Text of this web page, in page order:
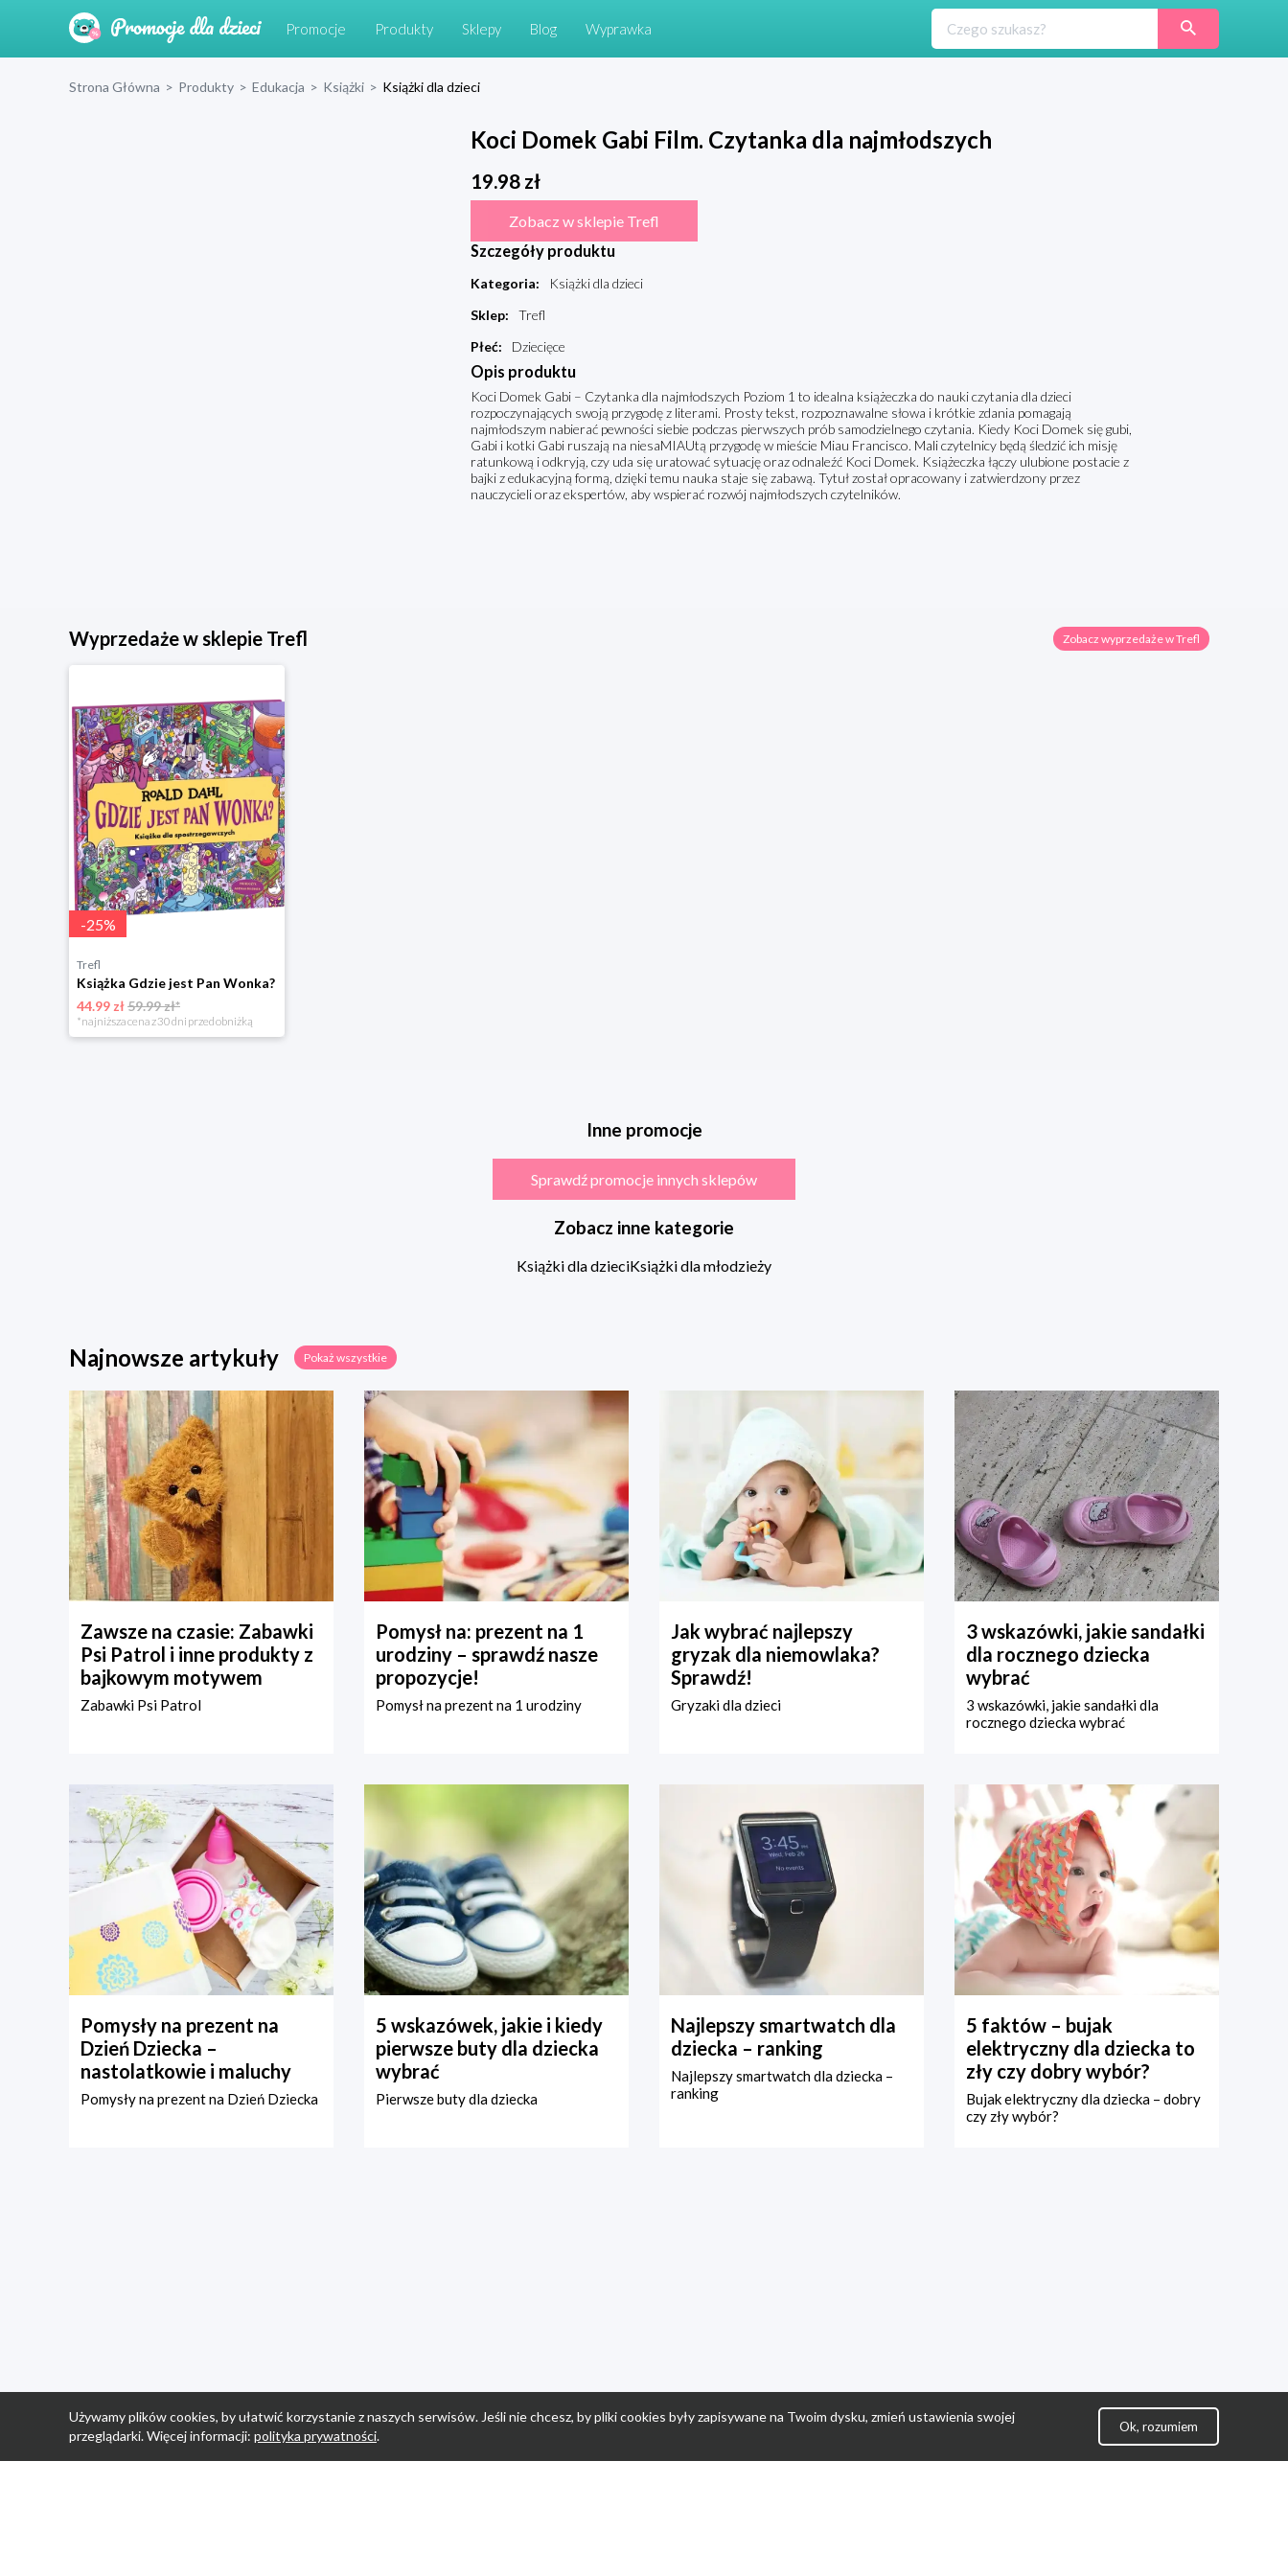
Promocje Produkty Sklepy Blog Wyprawka
Strona Główna > Produkty > Edukacja > Książki > Książki dla dzieci
Koci Domek Gabi Film. Czytanka dla najmłodszych
19.98zł
Zobacz w sklepie Trefl
Szczegóły produktu
Kategoria:
Książki dla dzieci
Sklep:
Trefl
Płeć: Dziecięce
Opis produktu
Koci Domek Gabi – Czytanka dla najmłodszych Poziom 1 to idealna książeczka do nauki czytania dla dzieci
rozpoczynających swoją przygodę z literami. Prosty tekst, rozpoznawalne słowa i krótkie zdania pomagają
najmłodszym nabierać pewności siebie podczas pierwszych prób samodzielnego czytania. Kiedy Koci Domek się gubi,
Gabi i kotki Gabi ruszają na niesaMIAUtą przygodę w mieście Miau Francisco. Mali czytelnicy będą śledzić ich misję
ratunkową i odkryją, czy uda się uratować sytuację oraz odnaleźć Koci Domek. Książeczka łączy ulubione postacie z
bajki z edukacyjną formą, dzięki temu nauka staje się zabawą. Tytuł został opracowany i zatwierdzony przez
nauczycieli oraz ekspertów, aby wspierać rozwój najmłodszych czytelników.
Wyprzedaże w sklepie Trefl Zobacz wyprzedaże w Trefl
-25%
Trefl
Książka Gdzie jest Pan Wonka?
44.99 zł59.99 zł*
*najniższa cena z 30 dni przed obniżką
Inne promocje
Sprawdź promocje innych sklepów
Zobacz inne kategorie
Książki dla dzieciKsiążki dla młodzieży
Najnowsze artykuły Pokaż wszystkie
Zawsze na czasie: Zabawki
Psi Patrol i inne produkty z
bajkowym motywem
Zabawki Psi Patrol
Pomysł na: prezent na 1
urodziny – sprawdź nasze
propozycje!
Pomysł na prezent na 1 urodziny
Jak wybrać najlepszy
gryzak dla niemowlaka?
Sprawdź!
Gryzaki dla dzieci
3 wskazówki, jakie sandałki
dla rocznego dziecka
wybrać
3 wskazówki, jakie sandałki dla
rocznego dziecka wybrać
Pomysły na prezent na
Dzień Dziecka –
nastolatkowie i maluchy
Pomysły na prezent na Dzień Dziecka
5 wskazówek, jakie i kiedy
pierwsze buty dla dziecka
wybrać
Pierwsze buty dla dziecka
Najlepszy smartwatch dla
dziecka – ranking
Najlepszy smartwatch dla dziecka –
ranking
5 faktów – bujak
elektryczny dla dziecka to
zły czy dobry wybór?
Bujak elektryczny dla dziecka – dobry
czy zły wybór?
Używamy plików cookies, by ułatwić korzystanie z naszych serwisów. Jeśli nie chcesz, by pliki cookies były zapisywane na Twoim dysku, zmień ustawienia swojej
przeglądarki. Więcej informacji: polityka prywatności.
Ok, rozumiem